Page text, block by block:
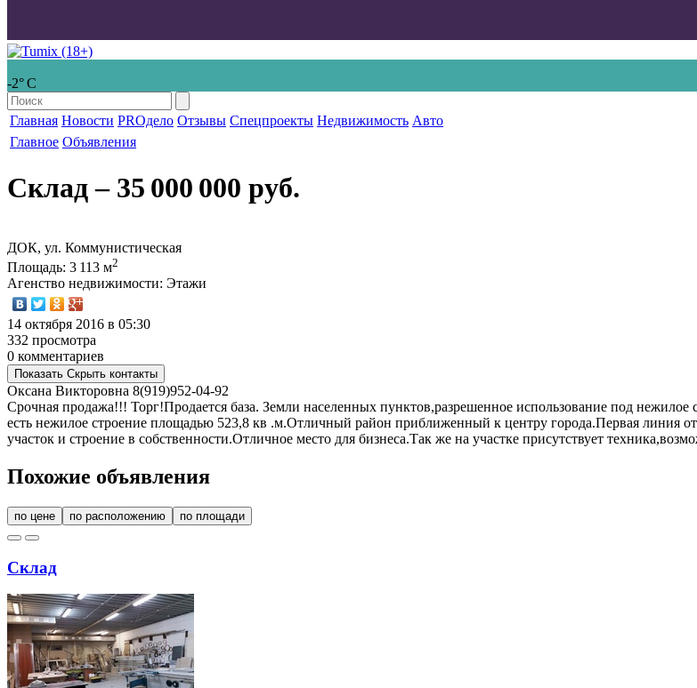
-2° С
Главная Новости PROдело Отзывы Спецпроекты Недвижимость Авто
Главное Объявления
Склад‒ 35 000 000 руб.
ДОК, ул. Коммунистическая
Площадь: 3 113 м2
Агенство недвижимости: Этажи
14 октября 2016 в 05:30
332 просмотра
0 комментариев
Показать Скрыть контакты
Оксана Викторовна 8(919)952-04-92
Срочная продажа!!! Торг!Продается база. Земли населенных пунктов,разрешенное использование под
есть нежилое строение площадью 523,8 кв .м.Отличный район приближенный к центру города.Первая линия
участок и строение в собственности.Отличное место для бизнеса.Так же на участке присутствует
Похожие объявления
по цене по расположению по площади
Склад